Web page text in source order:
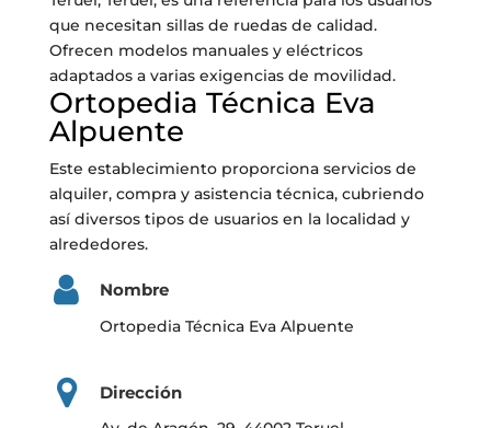
que necesitan sillas de ruedas de calidad.
Ofrecen modelos manuales y eléctricos
adaptados a varias exigencias de movilidad.
Ortopedia Técnica Eva
Alpuente
Este establecimiento proporciona servicios de
alquiler, compra y asistencia técnica, cubriendo
así diversos tipos de usuarios en la localidad y
alrededores.
Nombre
Ortopedia Técnica Eva Alpuente
Dirección